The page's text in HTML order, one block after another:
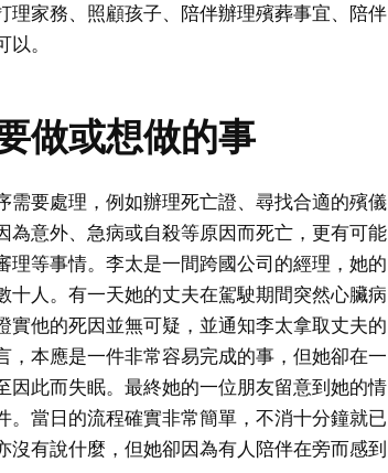
理家務、照顧孩子、陪伴辦理殯葬事宜、陪伴
。
做或想做的事
需要處理，例如辦理死亡證、尋找合適的殯儀
為意外、急病或自殺等原因而死亡，更有可能
理等事情。李太是一間跨國公司的經理，她的
十人。有一天她的丈夫在駕駛期間突然心臟病
實他的死因並無可疑，並通知李太拿取丈夫的
，本應是一件非常容易完成的事，但她卻在一
因此而失眠。最終她的一位朋友留意到她的情
。當日的流程確實非常簡單，不消十分鐘就已
沒有說什麼，但她卻因為有人陪伴在旁而感到